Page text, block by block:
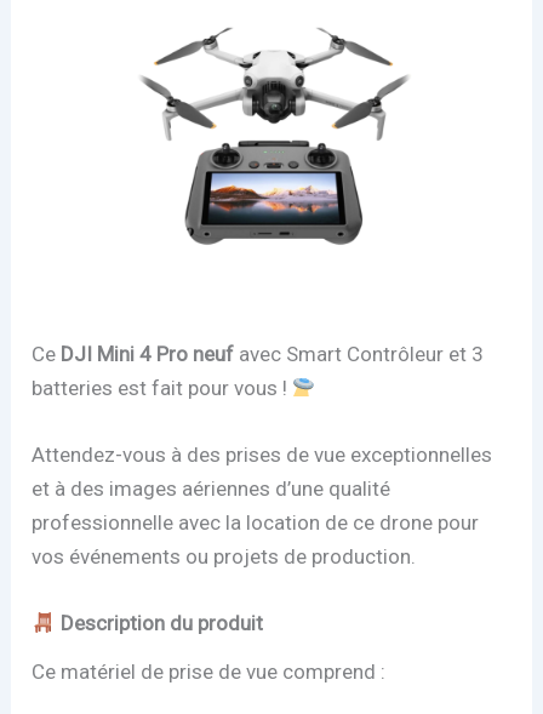
Ce DJI Mini 4 Pro neuf avec Smart Contrôleur et 3
batteries est fait pour vous !
Attendez-vous à des prises de vue exceptionnelles
et à des images aériennes d’une qualité
professionnelle avec la location de ce drone pour
vos événements ou projets de production.
Description du produit
Ce matériel de prise de vue comprend :